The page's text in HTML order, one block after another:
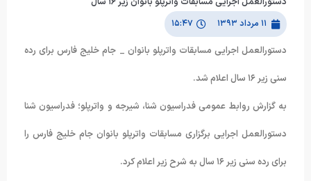
۱۱ مرداد ۱۳۹۳ ۱۵:۴۷
دستورالعمل اجرایی مسابقات واترپلو بانوان _ جام خلیج فارس برای رده
سنی زیر ۱۶ سال اعلام شد.
به گزارش روابط عمومی فدراسیون شنا، شیرجه و واترپلو؛ فدراسیون شنا
دستورالعمل اجرایی برگزاری مسابقات واترپلو بانوان جام خلیج فارس را
برای رده سنی زیر ۱۶ سال به شرح زیر اعلام کرد.